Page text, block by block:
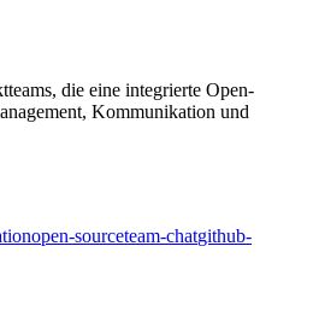
die eine integrierte Open-
Kommunikation und
open-sourceteam-chatgithub-